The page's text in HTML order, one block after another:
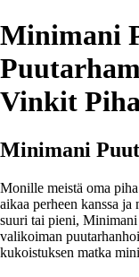
Minimani
Vinkit
Minimani
Monille meistä oma
aikaa perheen kanssa
suuri tai pieni,
valikoiman
kukoistuksen matka